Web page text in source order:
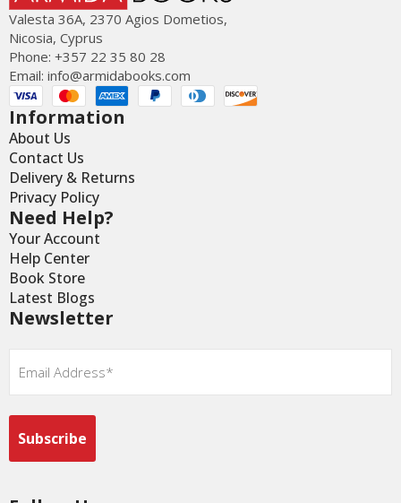
Valesta 36Α, 2370 Agios Dometios,
Nicosia, Cyprus
Phone: +357 22 35 80 28
Email: info@armidabooks.com
Information
About Us
Contact Us
Delivery & Returns
Privacy Policy
Need Help?
Your Account
Help Center
Book Store
Latest Blogs
Newsletter
Email